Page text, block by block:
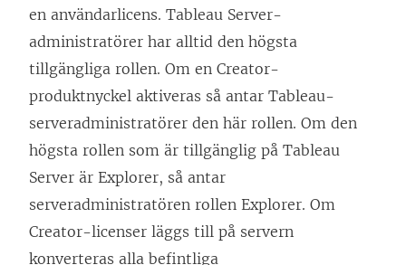
en användarlicens. Tableau Server-
administratörer har alltid den högsta
tillgängliga rollen. Om en Creator-
produktnyckel aktiveras så antar Tableau-
serveradministratörer den här rollen. Om den
högsta rollen som är tillgänglig på Tableau
Server är Explorer, så antar
serveradministratören rollen Explorer. Om
Creator-licenser läggs till på servern
konverteras alla befintliga